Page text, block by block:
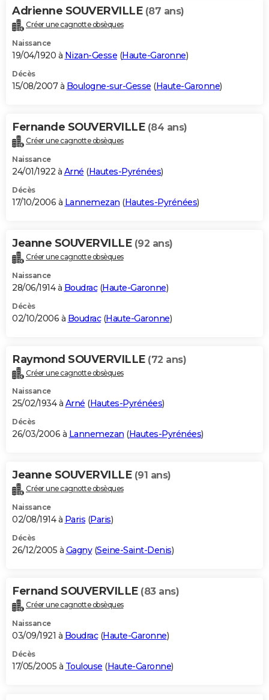
Adrienne SOUVERVILLE (87 ans)
Créer une cagnotte obsèques
Naissance
19/04/1920 à Nizan-Gesse (Haute-Garonne)
Décès
15/08/2007 à Boulogne-sur-Gesse (Haute-Garonne)
Fernande SOUVERVILLE (84 ans)
Créer une cagnotte obsèques
Naissance
24/01/1922 à Arné (Hautes-Pyrénées)
Décès
17/10/2006 à Lannemezan (Hautes-Pyrénées)
Jeanne SOUVERVILLE (92 ans)
Créer une cagnotte obsèques
Naissance
28/06/1914 à Boudrac(Haute-Garonne)
Décès
02/10/2006 à Boudrac(Haute-Garonne)
Raymond SOUVERVILLE (72 ans)
Créer une cagnotte obsèques
Naissance
25/02/1934 à Arné (Hautes-Pyrénées)
Décès
26/03/2006 à Lannemezan (Hautes-Pyrénées)
Jeanne SOUVERVILLE (91 ans)
Créer une cagnotte obsèques
Naissance
02/08/1914 à Paris (Paris)
Décès
26/12/2005 à Gagny(Seine-Saint-Denis)
Fernand SOUVERVILLE (83 ans)
Créer une cagnotte obsèques
Naissance
03/09/1921 à Boudrac(Haute-Garonne)
Décès
17/05/2005 à Toulouse (Haute-Garonne)